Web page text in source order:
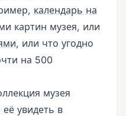
календарь на
картин музея, или
, или что угодно
на 500
музея
увидеть в